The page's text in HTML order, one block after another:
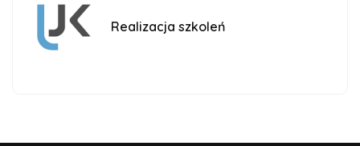
Realizacja szkoleń